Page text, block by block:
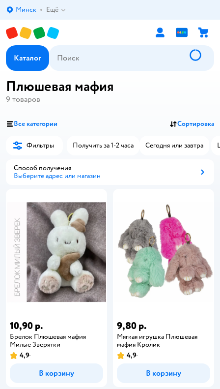
Выбор адреса доставки.
Минск Ещё
Каталог
Плюшевая мафия
9 товаров
Все категории Сортировка
Фильтры Получить за 1-2 часа Сегодня или завтра
Способ получения
Выберите адрес или магазин
10,90 р.
Брелок Плюшевая мафия
Милые Зверятки
4,9
В корзину
9,80 р.
Мягкая игрушка Плюшевая
мафия Кролик
4,9
В корзину